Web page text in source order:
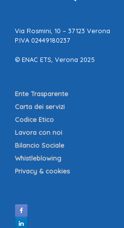
Via Rosmini, 10 – 37123 Verona
P.IVA 02449180237
© ENAC ETS, Verona 2025
Ente Trasparente
Carta dei servizi
Codice Etico
Lavora con noi
Bilancio Sociale
Whistleblowing
Privacy & cookies